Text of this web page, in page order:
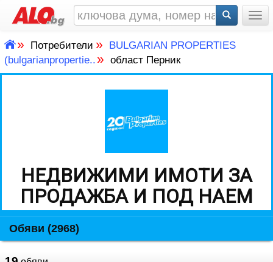
» Потребители»
BULGARIAN PROPERTIES
(bulgarianpropertie.. » област Перник
НЕДВИЖИМИ ИМОТИ ЗА
ПРОДАЖБА И ПОД НАЕМ
Обяви (2968)